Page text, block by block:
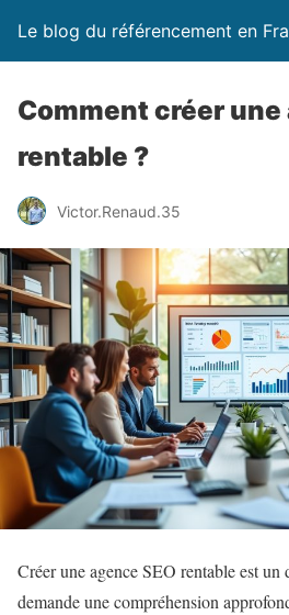
Le blog du référencement en
Comment créer une
rentable ?
Victor.Renaud.35
Créer une agence SEO rentable est un
demande une compréhension